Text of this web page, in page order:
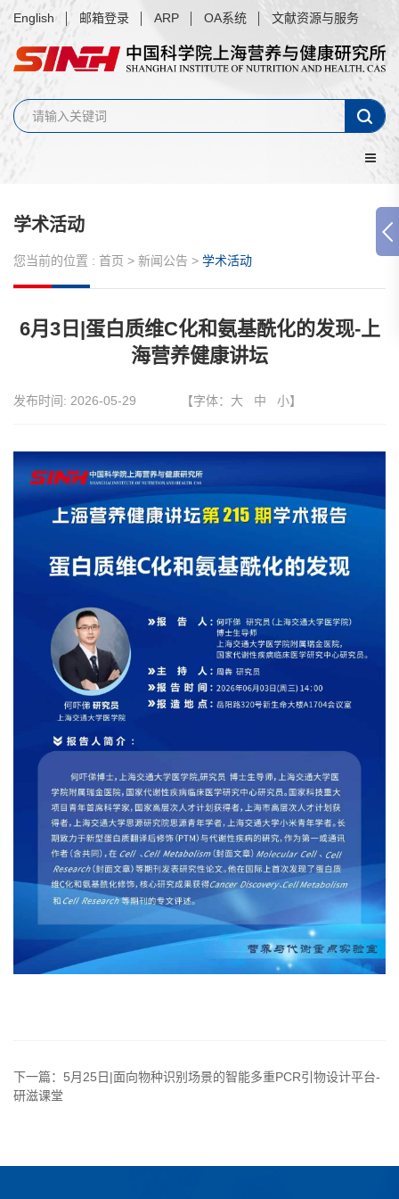
English 邮箱登录 ARP OA系统 文献资源与服务
学术活动
您当前的位置 : 首页 > 新闻公告 > 学术活动
6月3日|蛋白质维C化和氨基酰化的发现-上
海营养健康讲坛
发布时间: 2026-05-29 【字体： 大 中 小】
下一篇：5月25日|面向物种识别场景的智能多重PCR引物设计平台-
研滋课堂